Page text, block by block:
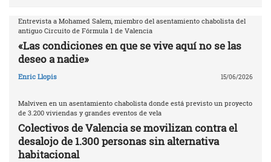
Entrevista a Mohamed Salem, miembro del asentamiento chabolista del
antiguo Circuito de Fórmula 1 de Valencia
«Las condiciones en que se vive aquí no se las
deseo a nadie»
Enric Llopis 15/06/2026
Malviven en un asentamiento chabolista donde está previsto un proyecto
de 3.200 viviendas y grandes eventos de vela
Colectivos de Valencia se movilizan contra el
desalojo de 1.300 personas sin alternativa
habitacional